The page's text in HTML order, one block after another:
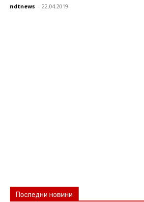
ndtnews - 22.04.2019
Последни новини